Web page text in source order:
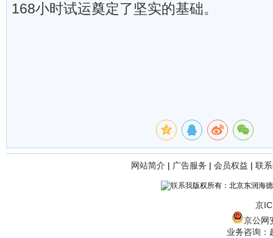
168小时试运奠定了坚实的基础。
网站简介 | 广告服务 | 会员权益 | 联
版权所有：北京东润海
京
京公网
业务咨询：